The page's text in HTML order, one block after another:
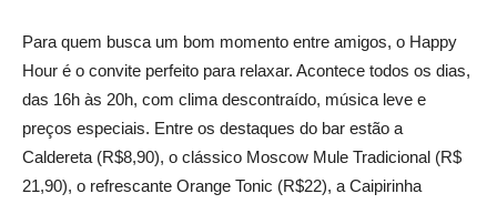
Para quem busca um bom momento entre amigos, o Happy
Hour é o convite perfeito para relaxar. Acontece todos os dias,
das 16h às 20h, com clima descontraído, música leve e
preços especiais. Entre os destaques do bar estão a
Caldereta (R$8,90), o clássico Moscow Mule Tradicional (R$
21,90), o refrescante Orange Tonic (R$22), a Caipirinha